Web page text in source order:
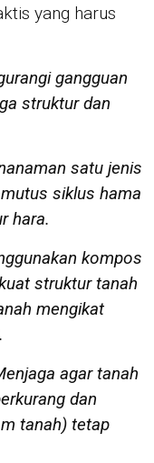
yang harus
gangguan
struktur dan
satu jenis
siklus hama
hara.
kompos
struktur tanah
mengikat
agar tanah
dan
tanah) tetap